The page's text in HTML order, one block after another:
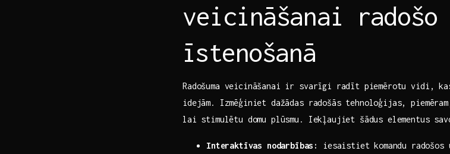
veicināšanai
⁤īstenošanā
Radošuma veicināšanai ir svarīgi radīt piemērotu vidi, kas
idejām. Izmēģiniet dažādas radošās tehnoloģijas,
lai stimulētu domu plūsmu. Iekļaujiet šādus elementus
Interaktīvas nodarbības:
iesaistiet komandu radošos